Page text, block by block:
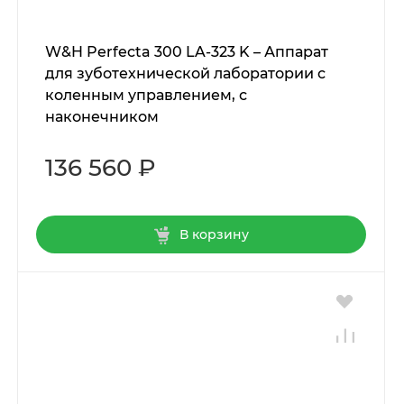
W&H Perfecta 300 LA-323 K – Аппарат
для зуботехнической лаборатории с
коленным управлением, с
наконечником
136 560 ₽
В корзину